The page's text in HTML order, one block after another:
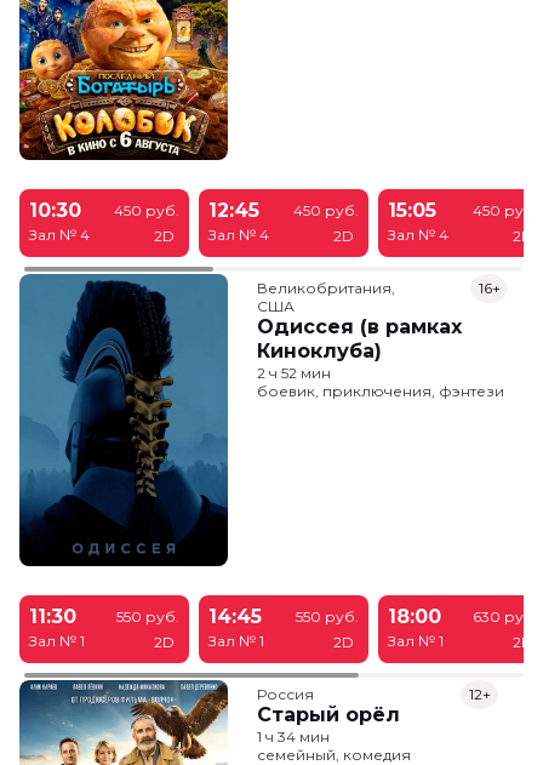
10:30
Зал № 4
450 руб.
2D
12:45
Зал № 4
450 руб.
2D
15:05
Зал № 4
450 руб.
2D
Великобритания,
США
Одиссея (в рамках
Киноклуба)
16+
2 ч 52 мин
боевик, приключения, фэнтези
11:30
Зал № 1
550 руб.
2D
14:45
Зал № 1
550 руб.
2D
18:00
Зал № 1
630 руб.
2D
Россия
Старый орёл
12+
1 ч 34 мин
семейный, комедия